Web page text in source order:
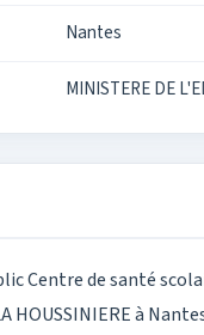
Nantes
MINISTERE DE
Centre de santé
HOUSSINIERE à